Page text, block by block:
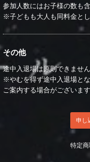
参加人数にはお子様の数も
※子どもも大人も同料金とし
その他
途中入退場は原則できませ
※やむを得ず途中入退場と
ご案内する場合がございます
申し
特定